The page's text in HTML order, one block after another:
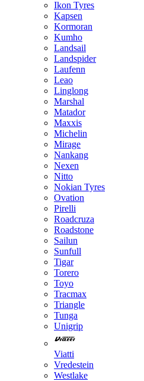
Ikon Tyres
Kapsen
Kormoran
Kumho
Landsail
Landspider
Laufenn
Leao
Linglong
Marshal
Matador
Maxxis
Michelin
Mirage
Nankang
Nexen
Nitto
Nokian Tyres
Ovation
Pirelli
Roadcruza
Roadstone
Sailun
Sunfull
Tigar
Torero
Toyo
Tracmax
Triangle
Tunga
Unigrip
Viatti
Vredestein
Westlake